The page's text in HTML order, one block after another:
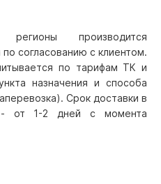
производится
согласованию с клиентом.
по тарифам ТК и
назначения и способа
Срок доставки в
- от 1-2 дней с момента